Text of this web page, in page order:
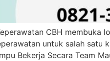
CBH
untuk salah satu
Bekerja Secara Team